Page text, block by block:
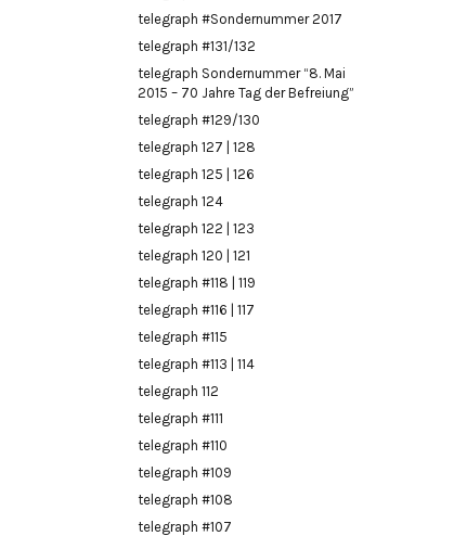
telegraph #Sondernummer 2017
telegraph #131/132
telegraph Sondernummer “8. Mai
2015 – 70 Jahre Tag der Befreiung”
telegraph #129/130
telegraph 127 | 128
telegraph 125 | 126
telegraph 124
telegraph 122 | 123
telegraph 120 | 121
telegraph #118 | 119
telegraph #116 | 117
telegraph #115
telegraph #113 | 114
telegraph 112
telegraph #111
telegraph #110
telegraph #109
telegraph #108
telegraph #107